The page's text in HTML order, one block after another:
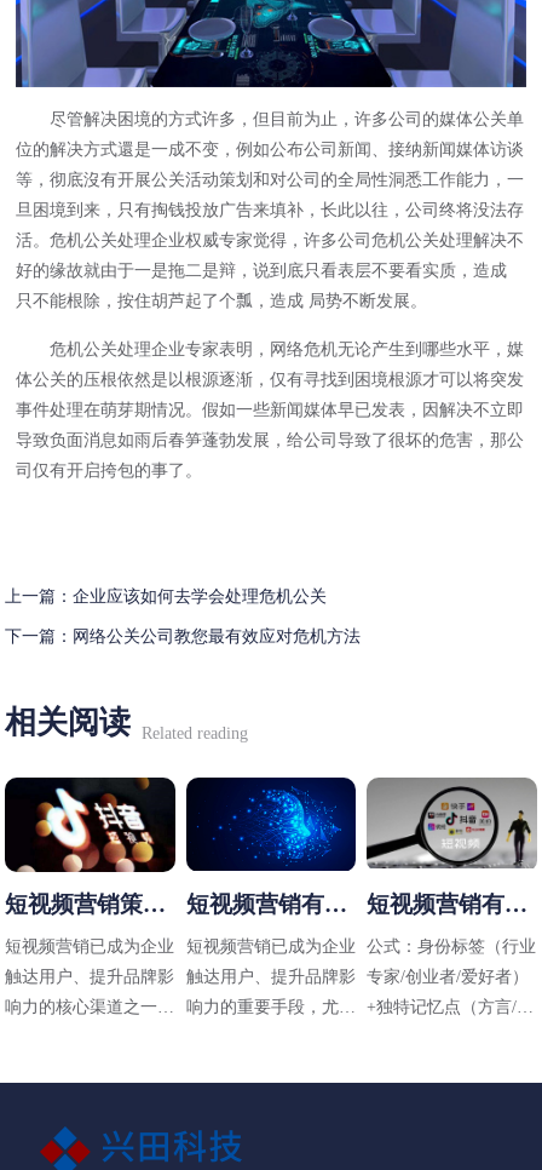
尽管解决困境的方式许多，但目前为止，许多公司的媒体公关单
位的解决方式還是一成不变，例如公布公司新闻、接纳新闻媒体访谈
等，彻底沒有开展公关活动策划和对公司的全局性洞悉工作能力，一
旦困境到来，只有掏钱投放广告来填补，长此以往，公司终将没法存
活。危机公关处理企业权威专家觉得，许多公司危机公关处理解决不
好的缘故就由于一是拖二是辩，说到底只看表层不要看实质，造成
只不能根除，按住胡芦起了个瓢，造成 局势不断发展。
危机公关处理企业专家表明，网络危机无论产生到哪些水平，媒
体公关的压根依然是以根源逐渐，仅有寻找到困境根源才可以将突发
事件处理在萌芽期情况。假如一些新闻媒体早已发表，因解决不立即
导致负面消息如雨后春笋蓬勃发展，给公司导致了很坏的危害，那公
司仅有开启挎包的事了。
上一篇：企业应该如何去学会处理危机公关
下一篇： 网络公关公司教您最有效应对危机方法
相关阅读 Related reading
短视频营销策略
有哪些
短视频营销已成为企业
触达用户、提升品牌影
响力的核心渠道之一，
见的短视频营销策略及
应用方向：
短视频营销有哪
些方法
短视频营销已成为企业
触达用户、提升品牌影
响力的重要手段，尤其
行业（包括工业领域如
阀门企业）的短视频营
短视频营销有哪
些技巧
公式：身份标签（行业
专家/创业者/爱好者）
+独特记忆点（方言/标